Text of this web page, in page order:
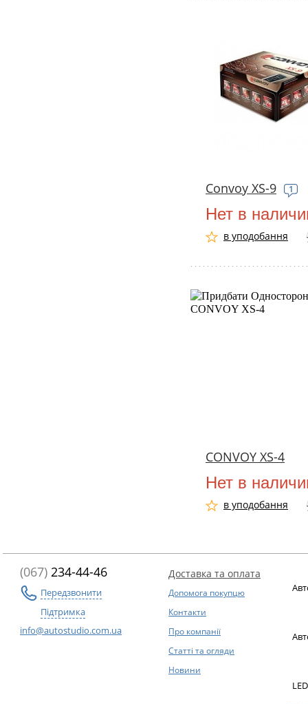
Convoy XS-9 1
Нет в
в уподобання
CONVOY XS-4
Нет в
в уподобання
(067) 234-44-46
Передзвонити
Підтримка
info@autostudio.com.ua
Доставка та оплата
Допомога покупцю
Контакти
Про компанії
Статті та огляди
Новини